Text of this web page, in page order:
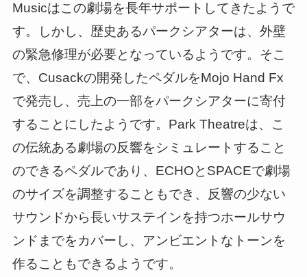
Musicはこの劇場を長年サポートしてきたようで
す。しかし、歴史あるパークシアターは、外壁
の緊急修理が必要となっているようです。そこ
で、Cusackの開発したペダルをMojo Hand Fx
で発売し、売上の一部をパークシアターに寄付
することにしたようです。Park Theatreは、こ
の伝統ある劇場の反響をシミュレートすること
のできるペダルであり、ECHOとSPACEで劇場
のサイズを調整することもでき、反響の少ない
サウンドから長いサステインを持つホールサウ
ンドまでをカバーし、アンビエントなトーンを
作ることもできるようです。